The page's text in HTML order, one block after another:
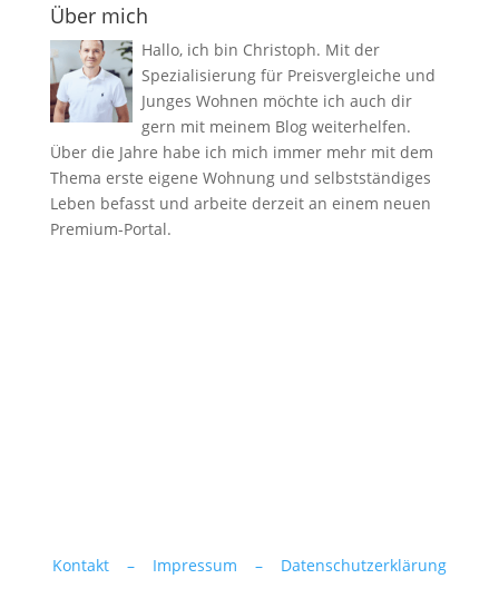
Über mich
Hallo, ich bin Christoph. Mit der
Spezialisierung für Preisvergleiche und
Junges Wohnen möchte ich auch dir
gern mit meinem Blog weiterhelfen.
Über die Jahre habe ich mich immer mehr mit dem
Thema erste eigene Wohnung und selbstständiges
Leben befasst und arbeite derzeit an einem neuen
Premium-Portal.
Kontakt – Impressum – Datenschutzerklärung